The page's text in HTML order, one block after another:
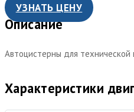
УЗНАТЬ ЦЕНУ
Описание
Автоцистерны для технической
Характеристики